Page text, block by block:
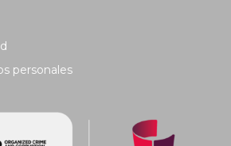
personales